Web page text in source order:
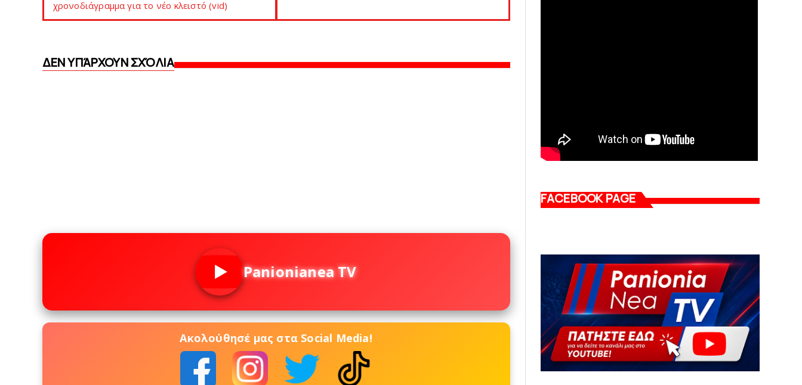
χρονοδιάγραμμα για το νέο κλειστό (vid)
ΔΕΝ ΥΠΆΡΧΟΥΝ ΣΧΌΛΙΑ
Panionianea TV
Ακολούθησέ μας στα Social Media!
FACEBOOK PAGE